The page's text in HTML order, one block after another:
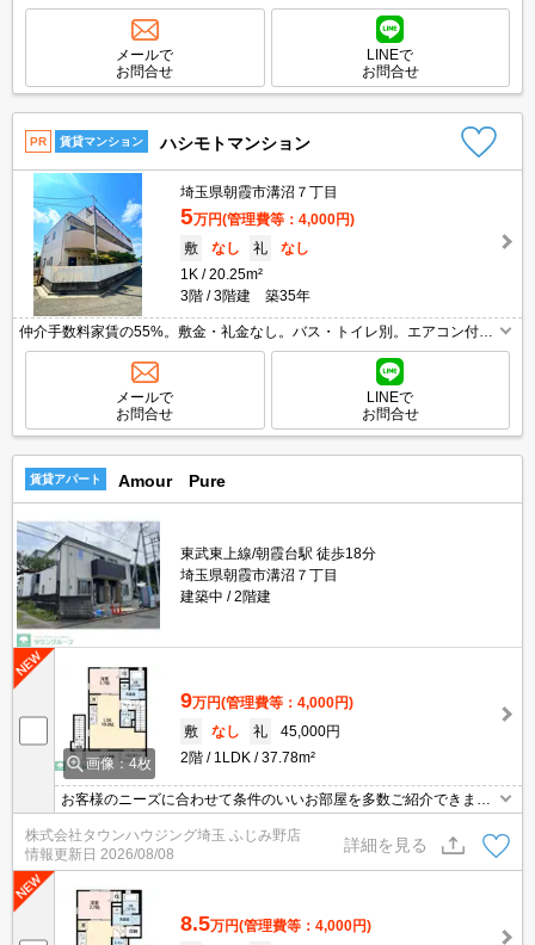
内防犯カメラ設置。鉄筋コンクリート造。エレベーターあり。楽器応相
談。経済的な都市ガス使用。駐車場は敷地内。独立洗面台。エアコン付
メールで
お問合せ
LINEで
お問合せ
PR 賃貸マンション ハシモトマンション
埼玉県朝霞市溝沼７丁目
5万円(管理費等：4,000円)
敷
なし 礼
なし
1K
20.25m²
3階
3階建 築35年
仲介手数料家賃の55%。敷金・礼金なし。バス・トイレ別。エアコン付
き。光ファイバー対応。室内洗濯機置場。日当たり良好。閑静な住宅街。
ヤオコーへ450m。
メールで
お問合せ
LINEで
お問合せ
賃貸アパート Amour Pure
東武東上線/朝霞台駅 徒歩18分
埼玉県朝霞市溝沼７丁目
建築中
2階建
画像：4枚
9万円(管理費等：4,000円)
敷
なし 礼
45,000円
2階
1LDK 37.78m²
お客様のニーズに合わせて条件のいいお部屋を多数ご紹介できます♪
情報数No.1のタウンハウジングまで是非お問い合わせください！
株式会社タウンハウジング埼玉 ふじみ野店
情報更新日 2026/08/08
詳細を見る
8.5万円(管理費等：4,000円)